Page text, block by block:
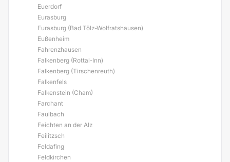
Euerdorf
Eurasburg
Eurasburg (Bad Tölz-Wolfratshausen)
Eußenheim
Fahrenzhausen
Falkenberg (Rottal-Inn)
Falkenberg (Tirschenreuth)
Falkenfels
Falkenstein (Cham)
Farchant
Faulbach
Feichten an der Alz
Feilitzsch
Feldafing
Feldkirchen